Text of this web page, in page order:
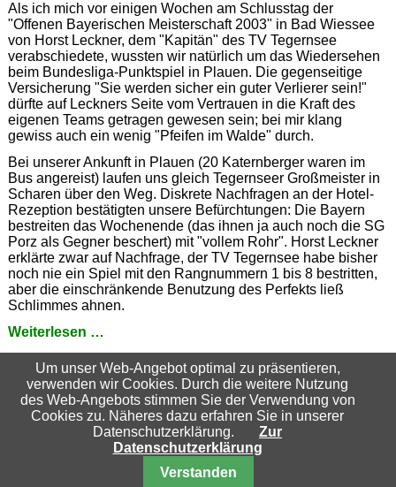
Als ich mich vor einigen Wochen am Schlusstag der
"Offenen Bayerischen Meisterschaft 2003" in Bad Wiessee
von Horst Leckner, dem "Kapitän" des TV Tegernsee
verabschiedete, wussten wir natürlich um das Wiedersehen
beim Bundesliga-Punktspiel in Plauen. Die gegenseitige
Versicherung "Sie werden sicher ein guter Verlierer sein!"
dürfte auf Leckners Seite vom Vertrauen in die Kraft des
eigenen Teams getragen gewesen sein; bei mir klang
gewiss auch ein wenig "Pfeifen im Walde" durch.
Bei unserer Ankunft in Plauen (20 Katernberger waren im
Bus angereist) laufen uns gleich Tegernseer Großmeister in
Scharen über den Weg. Diskrete Nachfragen an der Hotel-
Rezeption bestätigten unsere Befürchtungen: Die Bayern
bestreiten das Wochenende (das ihnen ja auch noch die SG
Porz als Gegner beschert) mit "vollem Rohr". Horst Leckner
erklärte zwar auf Nachfrage, der TV Tegernsee habe bisher
noch nie ein Spiel mit den Rangnummern 1 bis 8 bestritten,
aber die einschränkende Benutzung des Perfekts ließ
Schlimmes ahnen.
Weiterlesen …
ist
auch
daneben!
Suchbegriffe
Um unser Web-Angebot optimal zu präsentieren,
verwenden wir Cookies. Durch die weitere Nutzung
des Web-Angebots stimmen Sie der Verwendung von
Cookies zu. Näheres dazu erfahren Sie in unserer
Datenschutzerklärung.
Zur
Datenschutzerklärung
Verstanden